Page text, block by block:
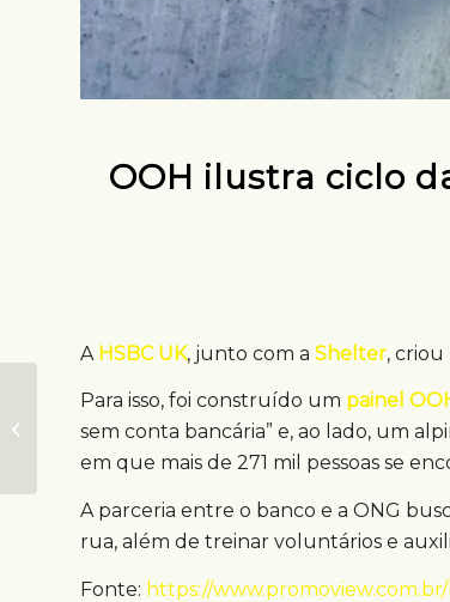
OOH ilustra ciclo
A HSBC UK, junto com a Shelter, criou
Para isso, foi construído um painel
sem conta bancária” e, ao lado, um
em que mais de 271 mil pessoas se
A parceria entre o banco e a ONG
rua, além de treinar voluntários e
Fonte: https://
Campanha OOH
compartilha histórias